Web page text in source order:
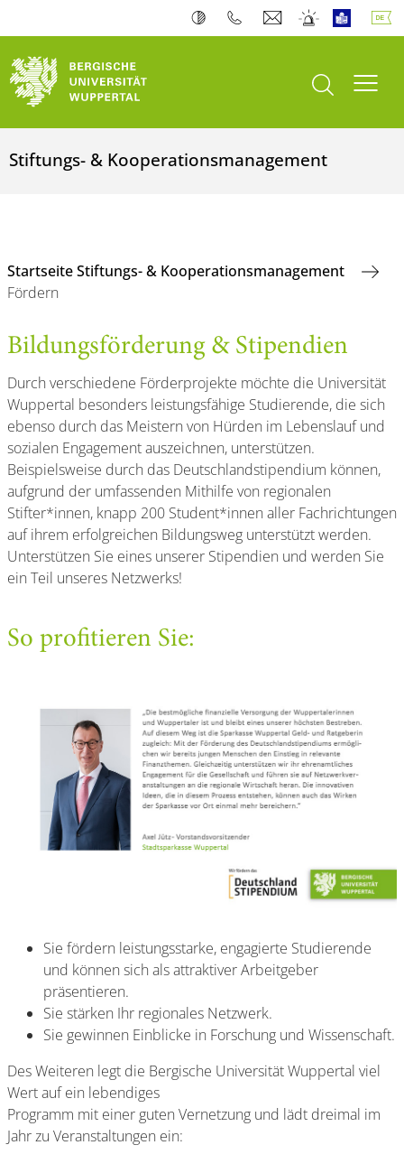
Suche öffnen
Stiftungs- & Kooperationsmanagement
Startseite Stiftungs- & Kooperationsmanagement
Fördern
Bildungsförderung & Stipendien
Durch verschiedene Förderprojekte möchte die Universität
Wuppertal besonders leistungsfähige Studierende, die sich
ebenso durch das Meistern von Hürden im Lebenslauf und
sozialen Engagement auszeichnen, unterstützen.
Beispielsweise durch das Deutschlandstipendium können,
aufgrund der umfassenden Mithilfe von regionalen
Stifter*innen, knapp 200 Student*innen aller Fachrichtungen
auf ihrem erfolgreichen Bildungsweg unterstützt werden.
Unterstützen Sie eines unserer Stipendien und werden Sie
ein Teil unseres Netzwerks!
So profitieren Sie:
Sie fördern leistungsstarke, engagierte Studierende
und können sich als attraktiver Arbeitgeber
präsentieren.
Sie stärken Ihr regionales Netzwerk.
Sie gewinnen Einblicke in Forschung und Wissenschaft.
Des Weiteren legt die Bergische Universität Wuppertal viel
Wert auf ein lebendiges
Programm mit einer guten Vernetzung und lädt dreimal im
Jahr zu Veranstaltungen ein: